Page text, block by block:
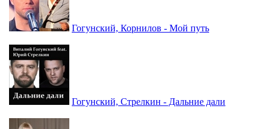
Гогунский, Корнилов - Мой путь
Гогунский, Стрелкин - Дальние дали